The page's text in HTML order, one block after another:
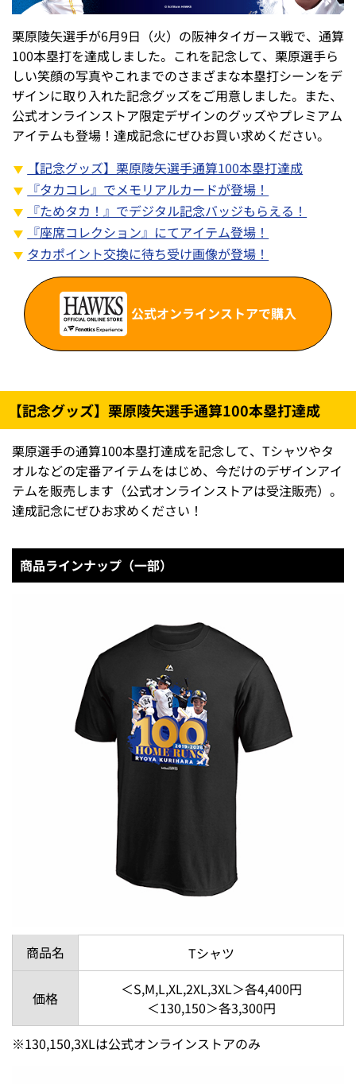
栗原陵矢選手が6月9日（火）の阪神タイガース戦で、通算
100本塁打を達成しました。これを記念して、栗原選手ら
しい笑顔の写真やこれまでのさまざまな本塁打シーンをデ
ザインに取り入れた記念グッズをご用意しました。また、
公式オンラインストア限定デザインのグッズやプレミアム
アイテムも登場！達成記念にぜひお買い求めください。
【記念グッズ】栗原陵矢選手通算100本塁打達成
『タカコレ』でメモリアルカードが登場！
『ためタカ！』でデジタル記念バッジもらえる！
『座席コレクション』にてアイテム登場！
タカポイント交換に待ち受け画像が登場！
公式オンラインストアで購入
【記念グッズ】栗原陵矢選手通算100本塁打達成
栗原選手の通算100本塁打達成を記念して、Tシャツやタ
オルなどの定番アイテムをはじめ、今だけのデザインアイ
テムを販売します（公式オンラインストアは受注販売）。
達成記念にぜひお求めください！
商品ラインナップ（一部）
商品名 Tシャツ
価格
＜S,M,L,XL,2XL,3XL＞各4,400円
＜130,150＞各3,300円
※130,150,3XLは公式オンラインストアのみ